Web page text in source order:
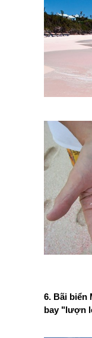
6. Bãi biển
bay "lượn